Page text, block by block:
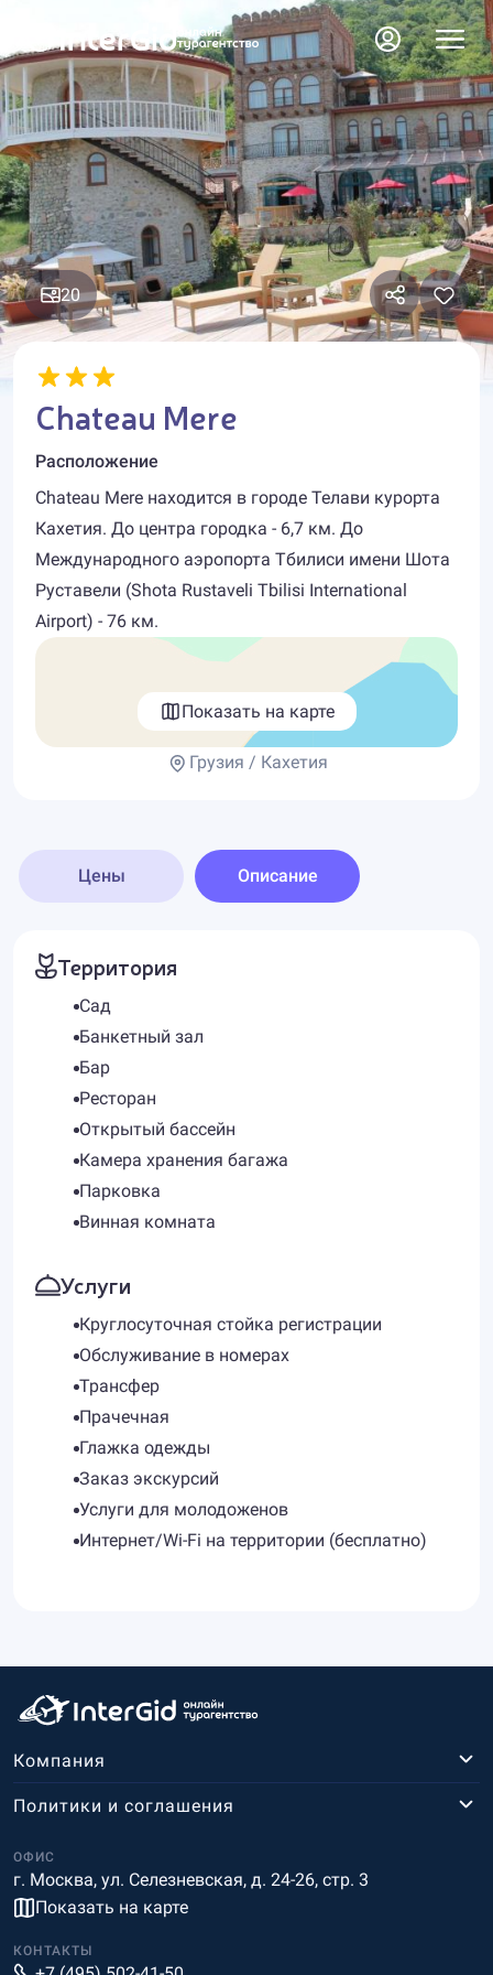
20
Chateau Mere
Расположение
Chateau Mere находится в городе Телави курорта
Кахетия. До центра городка - 6,7 км. До
Международного аэропорта Тбилиси имени Шота
Руставели (Shota Rustaveli Tbilisi International
Airport) - 76 км.
Показать на карте
Грузия / Кахетия
Цены Описание
Территория
Сад
Банкетный зал
Бар
Ресторан
Открытый бассейн
Камера хранения багажа
Парковка
Винная комната
Услуги
Круглосуточная стойка регистрации
Обслуживание в номерах
Трансфер
Прачечная
Глажка одежды
Заказ экскурсий
Услуги для молодоженов
Интернет/Wi-Fi на территории (бесплатно)
Компания
ОФИС
г. Москва, ул. Селезневская, д. 24-26, стр. 3
Показать на карте
Политики и соглашения
КОНТАКТЫ